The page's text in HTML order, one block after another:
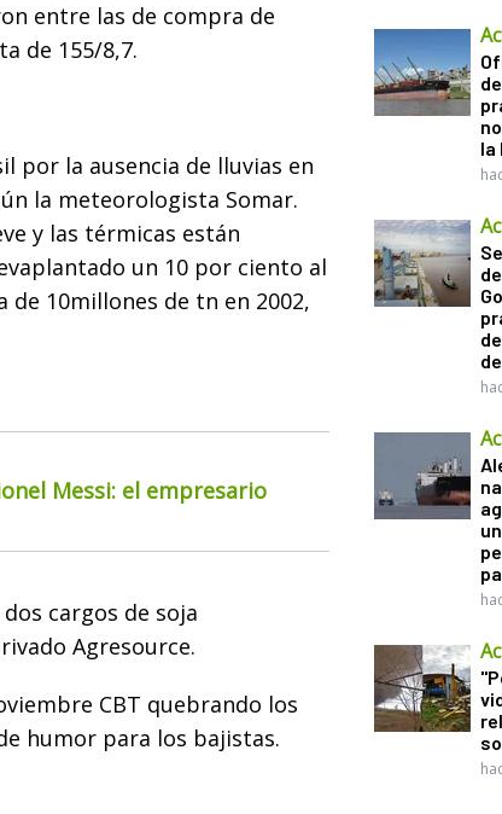
entre las de compra de
de 155/8,7.
por la ausencia de lluvias en
la meteorologista Somar.
y las térmicas están
un 10 por ciento al
10millones de tn en 2002,
Messi: el empresario
cargos de soja
Agresource.
CBT quebrando los
humor para los bajistas.
la